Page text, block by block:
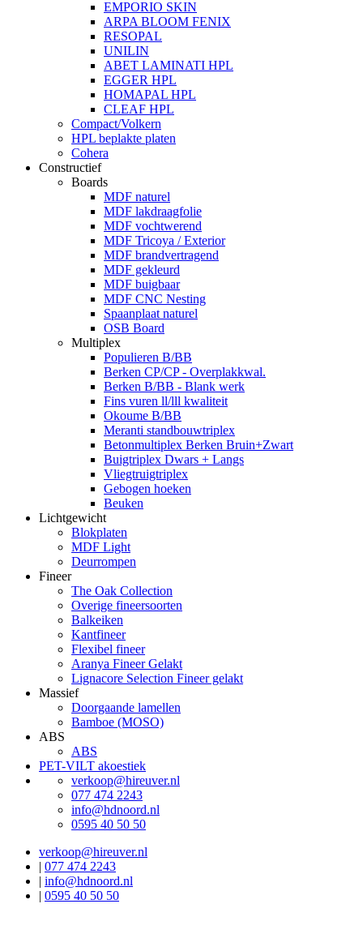
EMPORIO SKIN
ARPA BLOOM FENIX
RESOPAL
UNILIN
ABET LAMINATI HPL
EGGER HPL
HOMAPAL HPL
CLEAF HPL
Compact/Volkern
HPL beplakte platen
Cohera
Constructief
Boards
MDF naturel
MDF lakdraagfolie
MDF vochtwerend
MDF Tricoya / Exterior
MDF brandvertragend
MDF gekleurd
MDF buigbaar
MDF CNC Nesting
Spaanplaat naturel
OSB Board
Multiplex
Populieren B/BB
Berken CP/CP - Overplakkwal.
Berken B/BB - Blank werk
Fins vuren ll/lll kwaliteit
Okoume B/BB
Meranti standbouwtriplex
Betonmultiplex Berken Bruin+Zwart
Buigtriplex Dwars + Langs
Vliegtruigtriplex
Gebogen hoeken
Beuken
Lichtgewicht
Blokplaten
MDF Light
Deurrompen
Fineer
The Oak Collection
Overige fineersoorten
Balkeiken
Kantfineer
Flexibel fineer
Aranya Fineer Gelakt
Lignacore Selection Fineer gelakt
Massief
Doorgaande lamellen
Bamboe (MOSO)
ABS
ABS
PET-VILT akoestiek
verkoop@hireuver.nl
077 474 2243
info@hdnoord.nl
0595 40 50 50
verkoop@hireuver.nl
| 077 474 2243
| info@hdnoord.nl
| 0595 40 50 50